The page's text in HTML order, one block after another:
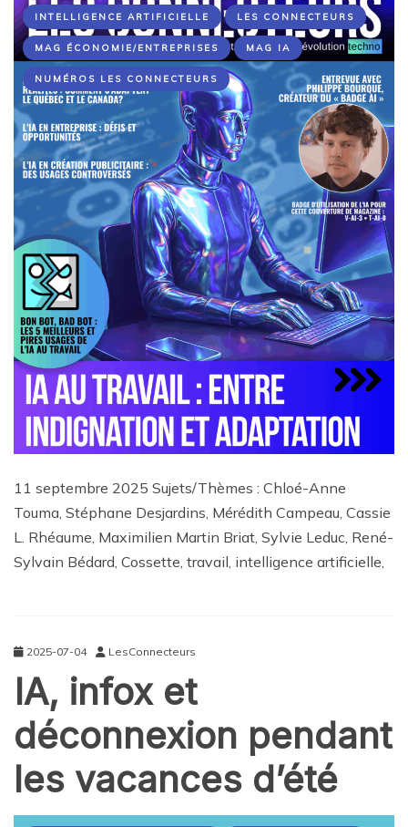
INTELLIGENCE ARTIFICIELLE LES CONNECTEURS
MAG ÉCONOMIE/ENTREPRISES MAG IA
NUMÉROS LES CONNECTEURS
11 septembre 2025 Sujets/Thèmes : Chloé-Anne
Touma, Stéphane Desjardins, Mérédith Campeau, Cassie
L. Rhéaume, Maximilien Martin Briat, Sylvie Leduc, René-
Sylvain Bédard, Cossette, travail, intelligence artificielle,
2025-07-04 LesConnecteurs
IA, infox et
déconnexion pendant
les vacances d’été